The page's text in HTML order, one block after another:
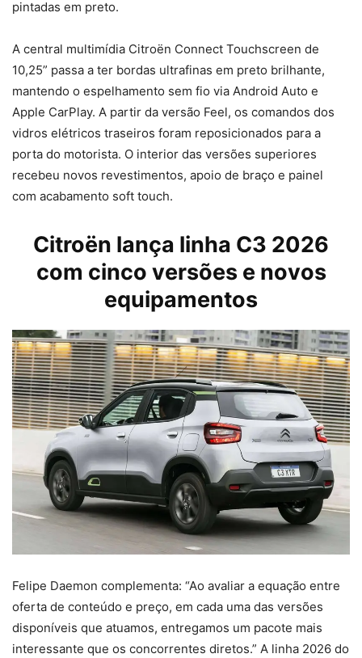
pintadas em preto.
A central multimídia Citroën Connect Touchscreen de
10,25” passa a ter bordas ultrafinas em preto brilhante,
mantendo o espelhamento sem fio via Android Auto e
Apple CarPlay. A partir da versão Feel, os comandos dos
vidros elétricos traseiros foram reposicionados para a
porta do motorista. O interior das versões superiores
recebeu novos revestimentos, apoio de braço e painel
com acabamento soft touch.
Citroën lança linha C3 2026
com cinco versões e novos
equipamentos
Felipe Daemon complementa: “Ao avaliar a equação entre
oferta de conteúdo e preço, em cada uma das versões
disponíveis que atuamos, entregamos um pacote mais
interessante que os concorrentes diretos.” A linha 2026 do